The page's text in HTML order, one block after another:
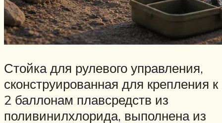
Стойка для рулевого управления,
сконструированная для крепления к
2 баллонам плавсредств из
поливинилхлорида, выполнена из